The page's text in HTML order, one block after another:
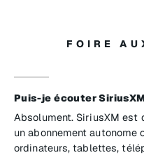
FOIRE
Puis-je écouter
Absolument. SiriusXM est
un abonnement autonome
ordinateurs, tablettes,